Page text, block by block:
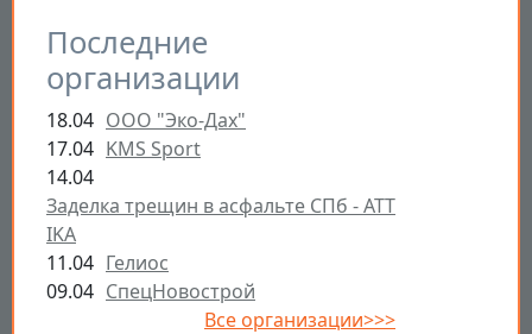
Последние
организации
18.04 ООО "Эко-Дах"
17.04 KMS Sport
14.04
Заделка трещин в асфальте СПб - ATT
IKA
11.04 Гелиос
09.04 СпецНовострой
Все организации>>>